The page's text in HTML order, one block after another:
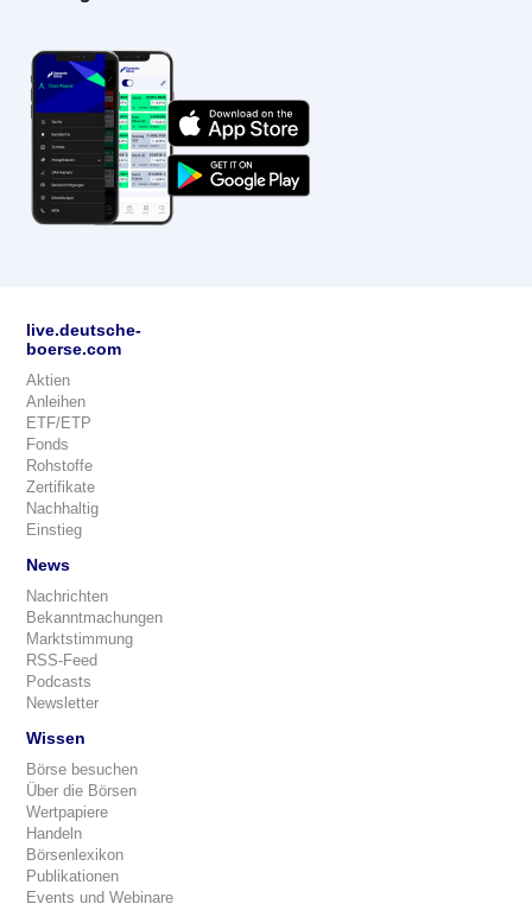
live.deutsche-
boerse.com
Aktien
Anleihen
ETF/ETP
Fonds
Rohstoffe
Zertifikate
Nachhaltig
Einstieg
News
Nachrichten
Bekanntmachungen
Marktstimmung
RSS-Feed
Podcasts
Newsletter
Wissen
Börse besuchen
Über die Börsen
Wertpapiere
Handeln
Börsenlexikon
Publikationen
Events und Webinare